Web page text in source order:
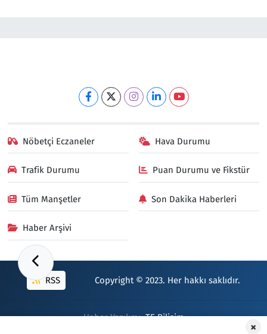
×
Nöbetçi Eczaneler Hava Durumu
Trafik Durumu Puan Durumu ve Fikstür
Tüm Manşetler Son Dakika Haberleri
Haber Arşivi
RSS Copyright © 2023. Her hakkı saklıdır.
Haber Yazılımı:TE Bilişim